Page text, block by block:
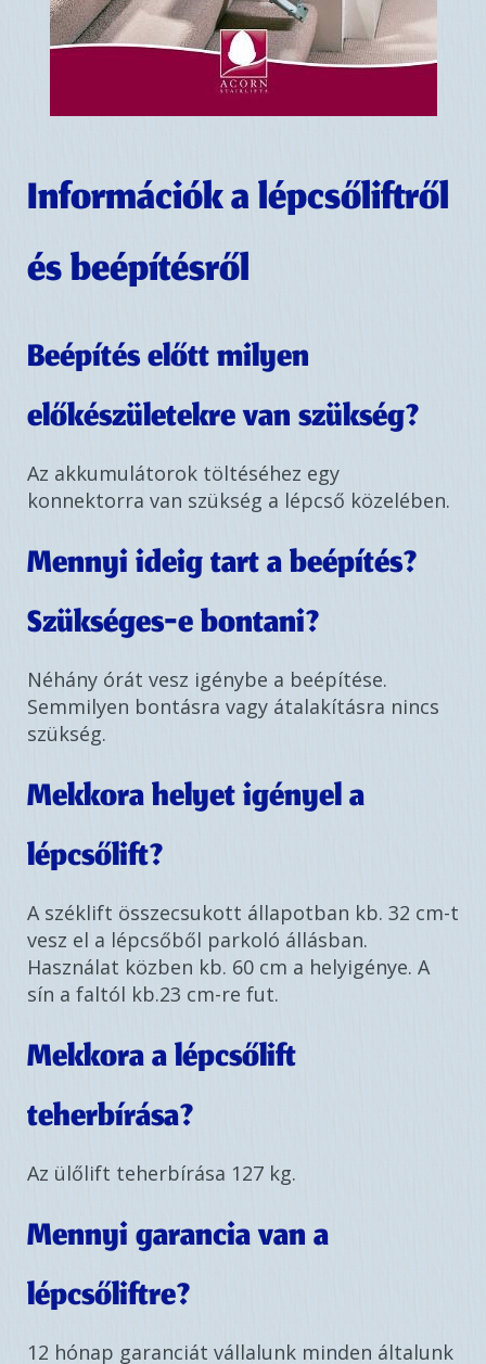
Információk a lépcsőliftről
és beépítésről
Beépítés előtt milyen
előkészületekre van szükség?
Az akkumulátorok töltéséhez egy
konnektorra van szükség a lépcső közelében.
Mennyi ideig tart a beépítés?
Szükséges-e bontani?
Néhány órát vesz igénybe a beépítése.
Semmilyen bontásra vagy átalakításra nincs
szükség.
Mekkora helyet igényel a
lépcsőlift?
A széklift összecsukott állapotban kb. 32 cm-t
vesz el a lépcsőből parkoló állásban.
Használat közben kb. 60 cm a helyigénye. A
sín a faltól kb.23 cm-re fut.
Mekkora a lépcsőlift
teherbírása?
Az ülőlift teherbírása 127 kg.
Mennyi garancia van a
lépcsőliftre?
12 hónap garanciát vállalunk minden általunk